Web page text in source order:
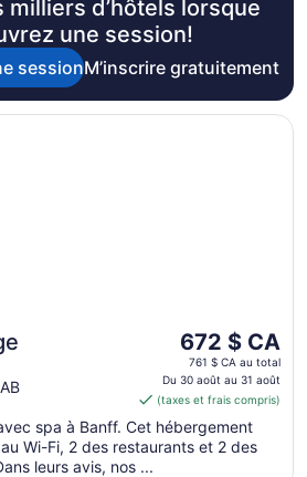
milliers d’hôtels lorsque
une session!
sessionM’inscrire gratuitement
Le
prix
est
de 672 $ CA
par
nuit
672 $ CA
761 $ CA au total
Du 30 août au 31 août
(taxes et frais compris)
spa à Banff. Cet hébergement
Wi-Fi, 2 des restaurants et 2 des
leurs avis, nos ...
fenêtre